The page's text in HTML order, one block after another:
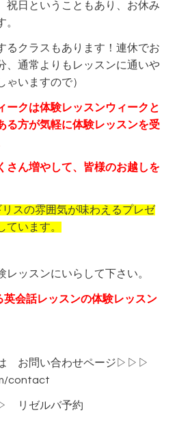
日ということもあり、お休み
。
るクラスもあります！連休でお
、通常よりもレッスンに通いや
ゃいますので）
ークは体験レッスンウィークと
る方が気軽に体験レッスンを受
さん増やして、皆様のお越しを
スの雰囲気が味わえるプレゼ
ています。
レッスンにいらして下さい。
会話レッスンの体験レッスン
は お問い合わせページ▷▷▷
contact
リゼルバ予約